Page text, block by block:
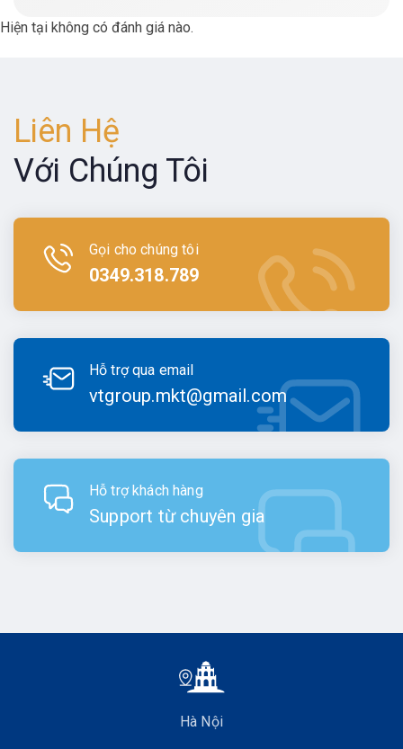
Hiện tại không có đánh giá nào.
Liên Hệ
Với Chúng Tôi
Gọi cho chúng tôi
0349.318.789
Hỗ trợ qua email
vtgroup.mkt@gmail.com
Hỗ trợ khách hàng
Support từ chuyên gia
Hà Nội